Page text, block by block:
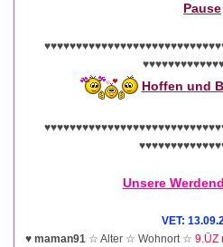
Pause
Hoffen und
Unsere
VET:
♥ maman91 ☆ Alter ☆ Wohnort ☆ 9.ÜZ